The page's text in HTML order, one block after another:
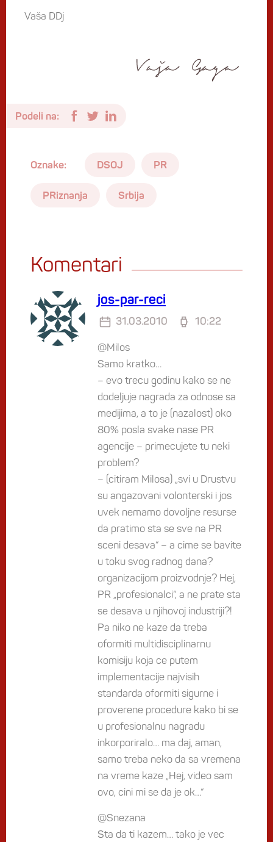
Vaša DDj
Podeli na:
Oznake: DSOJ PR
PRiznanja Srbija
Komentari
jos-par-reci
31.03.2010 10:22
@Milos
Samo kratko…
– evo trecu godinu kako se ne
dodeljuje nagrada za odnose sa
medijima, a to je (nazalost) oko
80% posla svake nase PR
agencije – primecujete tu neki
problem?
– (citiram Milosa) „svi u Drustvu
su angazovani volonterski i jos
uvek nemamo dovoljne resurse
da pratimo sta se sve na PR
sceni desava“ – a cime se bavite
u toku svog radnog dana?
organizacijom proizvodnje? Hej,
PR „profesionalci“, a ne prate sta
se desava u njihovoj industriji?!
Pa niko ne kaze da treba
oformiti multidisciplinarnu
komisiju koja ce putem
implementacije najvisih
standarda oformiti sigurne i
proverene procedure kako bi se
u profesionalnu nagradu
inkorporiralo… ma daj, aman,
samo treba neko da sa vremena
na vreme kaze „Hej, video sam
ovo, cini mi se da je ok…“
@Snezana
Sta da ti kazem… tako je vec